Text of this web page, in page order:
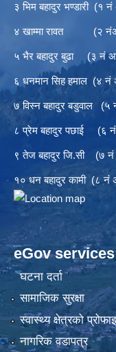
३ भिम बहादुर भण्डारी
४ खाम्मा रावत (२
५ भैर बहादुर बुढा (३
६ धनमान सिह हमाल
७ विस्न बहादुर बडुवाल
८ प्रेम बहादुर पछाई
९ तेज बहादुर जि.सी
१० धन बहादुर कामी
eGov services
घटना दर्ता
सामाजिक सुरक्षा
स्वास्थ्य क्षेत्रको
नागरिक वडापत्र